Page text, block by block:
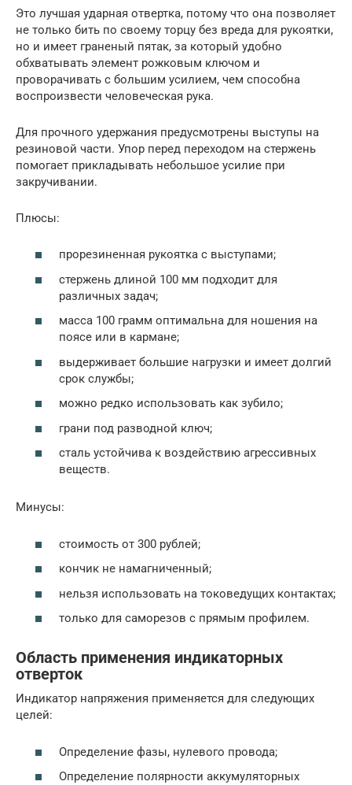
Это лучшая ударная отвертка, потому что она позволяет
не только бить по своему торцу без вреда для рукоятки,
но и имеет граненый пятак, за который удобно
обхватывать элемент рожковым ключом и
проворачивать с большим усилием, чем способна
воспроизвести человеческая рука.
Для прочного удержания предусмотрены выступы на
резиновой части. Упор перед переходом на стержень
помогает прикладывать небольшое усилие при
закручивании.
Плюсы:
прорезиненная рукоятка с выступами;
стержень длиной 100 мм подходит для
различных задач;
масса 100 грамм оптимальна для ношения на
поясе или в кармане;
выдерживает большие нагрузки и имеет долгий
срок службы;
можно редко использовать как зубило;
грани под разводной ключ;
сталь устойчива к воздействию агрессивных
веществ.
Минусы:
стоимость от 300 рублей;
кончик не намагниченный;
нельзя использовать на токоведущих контактах;
только для саморезов с прямым профилем.
Область применения индикаторных
отверток
Индикатор напряжения применяется для следующих
целей:
Определение фазы, нулевого провода;
Определение полярности аккумуляторных